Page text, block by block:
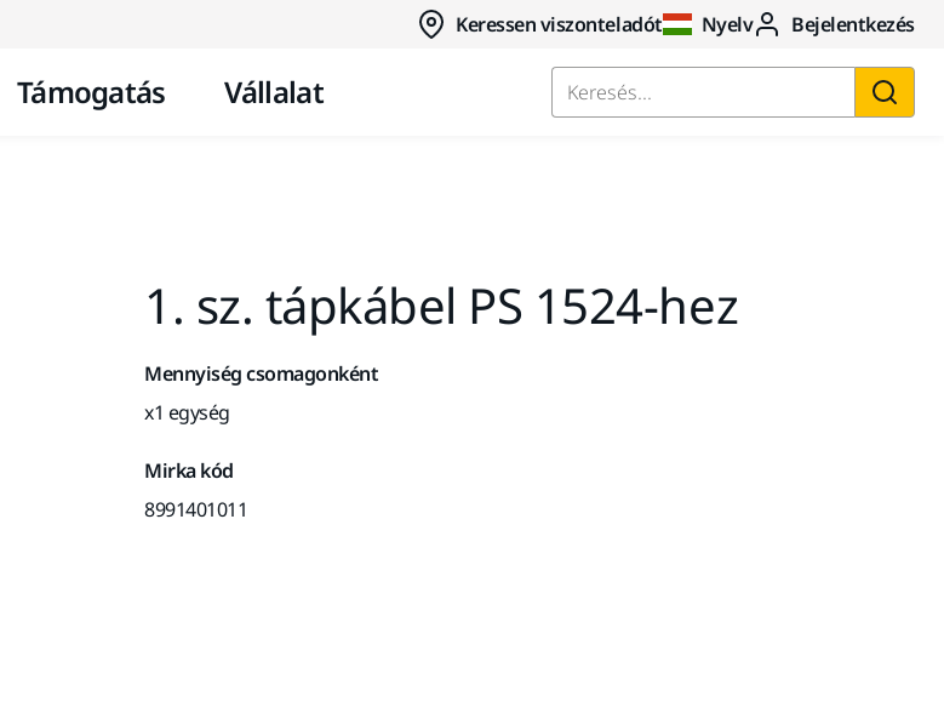
Keressen viszonteladót Nyelv Bejelentkezés
Támogatás Vállalat Keresés...
1. sz. tápkábel PS 1524-hez
Mennyiség csomagonként
x1 egység
Mirka kód
8991401011